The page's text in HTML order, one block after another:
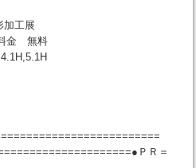
加工展
金 無料
ＰＲ＝